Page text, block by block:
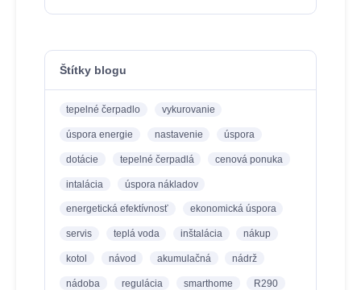
Štítky blogu
tepelné čerpadlo vykurovanie
úspora energie nastavenie úspora
dotácie tepelné čerpadlá cenová ponuka
intalácia úspora nákladov
energetická efektívnosť ekonomická úspora
servis teplá voda inštalácia nákup
kotol návod akumulačná nádrž
nádoba regulácia smarthome R290